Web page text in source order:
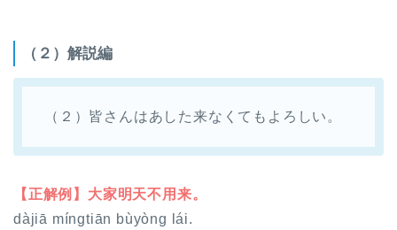
（２）解説編
（２）皆さんはあした来なくてもよろしい。
【正解例】大家明天不用来。
dàjiā míngtiān bùyòng lái.